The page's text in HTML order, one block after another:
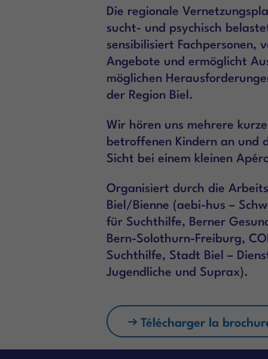
Die regionale
sucht- und psychisch
sensibilisiert Fachpersonen,
Angebote und ermöglicht
möglichen
der Region Biel.
Wir hören uns mehrere
betroffenen Kindern an und
Sicht bei einem kleinen
Organisiert durch die
Biel/Bienne (aebi-hus –
für Suchthilfe, Berner
Bern-Solothurn-Freiburg,
Suchthilfe, Stadt Biel –
Jugendliche und Suprax).
Télécharger la